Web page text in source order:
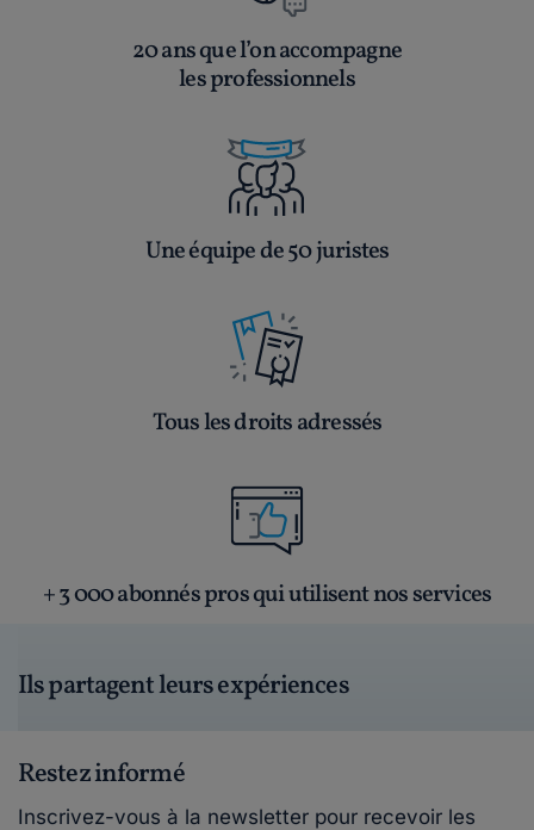
20 ans que l’on accompagne
les professionnels
Une équipe de 50 juristes
Tous les droits adressés
+ 3 000 abonnés pros qui utilisent nos services
Ils partagent leurs expériences
Restez informé
Inscrivez-vous à la newsletter pour recevoir les